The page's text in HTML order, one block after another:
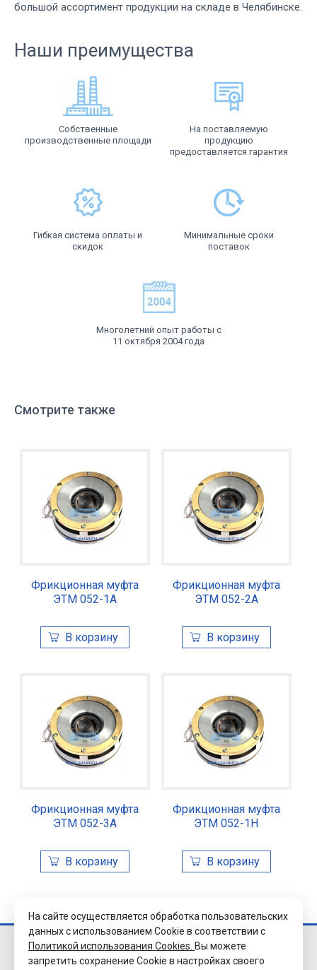
большой ассортимент продукции на складе в Челябинске.
Наши преимущества
Собственные
производственные площади
На поставляемую
продукцию
предоставляется гарантия
Гибкая система оплаты и
скидок
Минимальные сроки
поставок
Многолетний опыт работы с
11 октября 2004 года
Смотрите также
Фрикционная муфта
ЭТМ 052-1А
Фрикционная муфта
ЭТМ 052-2А
Фрикционная муфта
ЭТМ 052-3А
Фрикционная муфта
ЭТМ 052-1Н
© 2026 Завод
«Уралэлектромуфта»
На сайте осуществляется обработка пользовательских
данных с использованием Cookie в соответствии с
Политикой использования Cookies. Вы можете
запретить сохранение Cookie в настройках своего